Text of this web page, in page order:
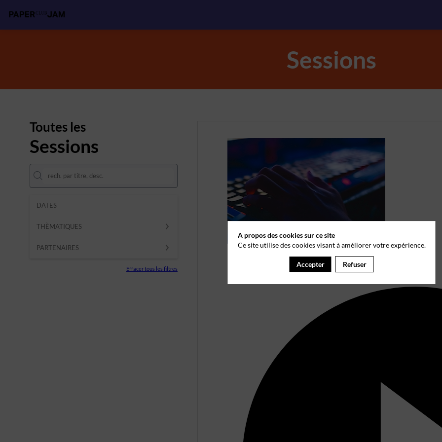
Sessions
Toutes les
Sessions
DATES
THÈMATIQUES
PARTENAIRES
Effacer tous les filtres
A propos des cookies sur ce site
Ce site utilise des cookies visant à améliorer votre expérience.
Accepter Refuser